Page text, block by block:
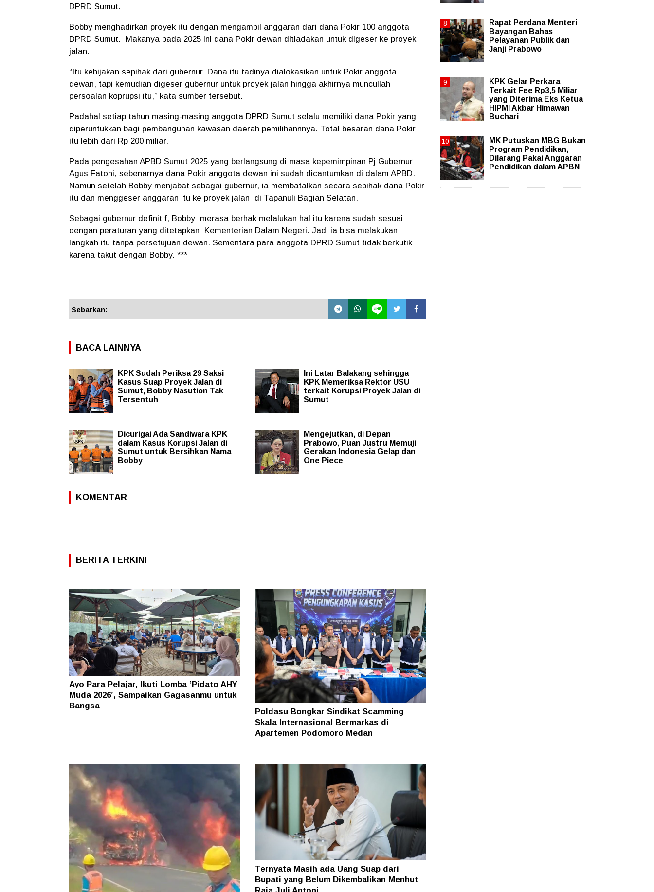
DPRD Sumut.
Bobby menghadirkan proyek itu dengan mengambil anggaran dari dana Pokir 100 anggota
DPRD Sumut.
Makanya pada 2025 ini dana Pokir dewan ditiadakan untuk digeser ke proyek
jalan.
“Itu kebijakan sepihak dari gubernur. Dana itu tadinya dialokasikan untuk Pokir anggota
dewan, tapi kemudian digeser gubernur untuk proyek jalan hingga akhirnya muncullah
persoalan koprupsi itu,” kata sumber tersebut.
Padahal setiap tahun masing-masing anggota DPRD Sumut selalu memiliki dana Pokir yang
diperuntukkan bagi pembangunan kawasan daerah pemilihannnya. Total besaran dana Pokir
itu lebih dari Rp 200 miliar.
Pada pengesahan APBD Sumut 2025 yang berlangsung di masa kepemimpinan Pj Gubernur
Agus Fatoni, sebenarnya dana Pokir anggota dewan ini sudah dicantumkan di dalam APBD.
Namun setelah Bobby menjabat sebagai gubernur, ia membatalkan secara sepihak dana Pokir
itu dan menggeser anggaran itu ke proyek jalan
di Tapanuli Bagian Selatan.
Sebagai gubernur definitif, Bobby merasa berhak melalukan hal itu karena sudah sesuai
dengan peraturan yang ditetapkan
Kementerian Dalam Negeri. Jadi ia bisa melakukan
langkah itu tanpa persetujuan dewan. Sementara para anggota DPRD Sumut tidak berkutik
karena takut dengan Bobby. ***
Sebarkan:
BACA LAINNYA
KPK Sudah Periksa 29 Saksi
Kasus Suap Proyek Jalan di
Sumut, Bobby Nasution Tak
Tersentuh
Ini Latar Balakang sehingga
KPK Memeriksa Rektor USU
terkait Korupsi Proyek Jalan di
Sumut
Dicurigai Ada Sandiwara KPK
dalam Kasus Korupsi Jalan di
Sumut untuk Bersihkan Nama
Bobby
Mengejutkan, di Depan
Prabowo, Puan Justru Memuji
Gerakan Indonesia Gelap dan
One Piece
KOMENTAR
BERITA TERKINI
Ayo Para Pelajar, Ikuti Lomba ‘Pidato AHY
Muda 2026’, Sampaikan Gagasanmu untuk
Bangsa
Poldasu Bongkar Sindikat Scamming
Skala Internasional Bermarkas di
Apartemen Podomoro Medan
Ternyata Masih ada Uang Suap dari
Bupati yang Belum Dikembalikan Menhut
Rapat Perdana Menteri
Bayangan Bahas
Pelayanan Publik dan
Janji Prabowo
KPK Gelar Perkara
Terkait Fee Rp3,5 Miliar
yang Diterima Eks Ketua
HIPMI Akbar Himawan
Buchari
MK Putuskan MBG Bukan
Program Pendidikan,
Dilarang Pakai Anggaran
Pendidikan dalam APBN